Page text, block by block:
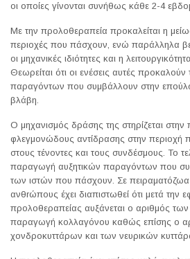
οι οποίες γίνονται συνήθως κάθε 2-4
Με την προλοθεραπεία προκαλείται η
περιοχές που πάσχουν, ενώ παράλληλα
οι μηχανικές ιδιότητες και η
Θεωρείται ότι οι ενέσεις αυτές
παραγόντων που συμβάλλουν στην
βλάβη.
Ο μηχανισμός δράσης της στηρίζεται στην
φλεγμονώδους αντίδρασης στην περιοχή
στους τένοντες και τους συνδέσμους. Το
παραγωγή αυξητικών παραγόντων που
των ιστών που πάσχουν. Σε πειραματόζωα
ανθrώπους έχει διαπιστωθεί ότι μετά την
προλοθεραπείας αυξάνεται ο αριθμός
παραγωγή κολλαγόνου καθώς επίσης ο
χονδροκυττάρων και των νευρικών